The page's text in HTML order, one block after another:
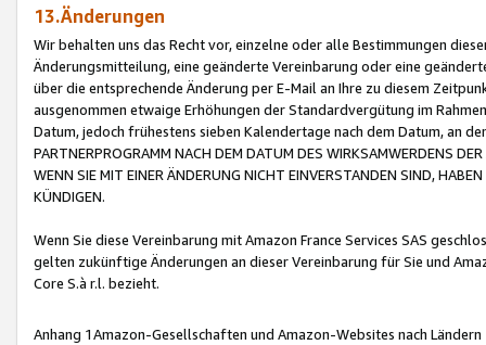
13.Änderungen
Wir behalten uns das Recht vor, einzelne oder alle Bestimmungen
Änderungsmitteilung, eine geänderte Vereinbarung oder eine
über die entsprechende Änderung per E-Mail an Ihre zu diesem
ausgenommen etwaige Erhöhungen der Standardvergütung im
Datum, jedoch frühestens sieben Kalendertage nach dem Datum, an
PARTNERPROGRAMM NACH DEM DATUM DES WIRKSAMWERDENS
WENN SIE MIT EINER ÄNDERUNG NICHT EINVERSTANDEN SIND,
KÜNDIGEN.
Wenn Sie diese Vereinbarung mit Amazon France Services SAS
gelten zukünftige Änderungen an dieser Vereinbarung für Sie und
Core S.à r.l. bezieht.
Anhang 1Amazon-Gesellschaften und Amazon-Websites nach Ländern